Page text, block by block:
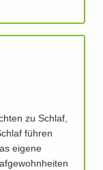
zu Schlaf,
führen
eigene